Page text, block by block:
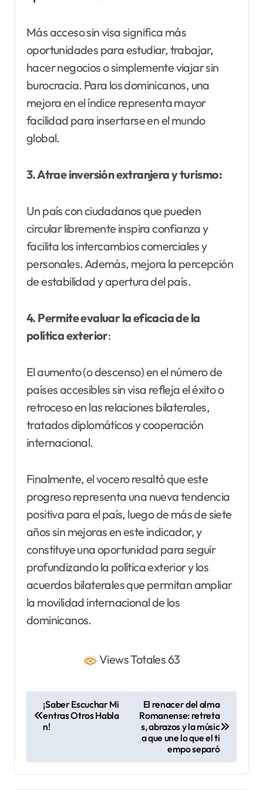
Más acceso sin visa significa más
oportunidades para estudiar, trabajar,
hacer negocios o simplemente viajar sin
burocracia. Para los dominicanos, una
mejora en el índice representa mayor
facilidad para insertarse en el mundo
global.
3. Atrae inversión extranjera y turismo:
Un país con ciudadanos que pueden
circular libremente inspira confianza y
facilita los intercambios comerciales y
personales. Además, mejora la percepción
de estabilidad y apertura del país.
4. Permite evaluar la eficacia de la
política exterior:
El aumento (o descenso) en el número de
países accesibles sin visa refleja el éxito o
retroceso en las relaciones bilaterales,
tratados diplomáticos y cooperación
internacional.
Finalmente, el vocero resaltó que este
progreso representa una nueva tendencia
positiva para el país, luego de más de siete
años sin mejoras en este indicador, y
constituye una oportunidad para seguir
profundizando la política exterior y los
acuerdos bilaterales que permitan ampliar
la movilidad internacional de los
dominicanos.
Views Totales 63
e
g
¡Saber Escuchar Mi
entras Otros Habla
n!
El renacer del alma
Romanense: retreta
s, abrazos y la músic
a que une lo que el ti
empo separó